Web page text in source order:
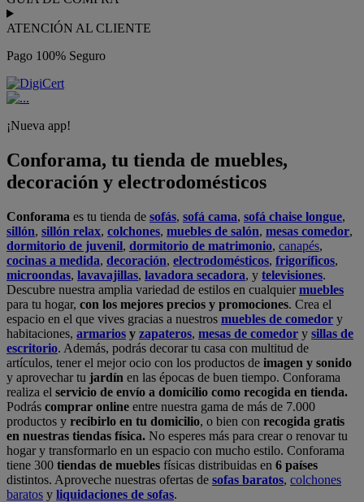
ATENCIÓN AL CLIENTE
Pago 100% Seguro
¡Nueva app!
Conforama, tu tienda de muebles,
decoración y electrodomésticos
Conforama es tu tienda de sofás, sofá cama, sofá chaise longue,
sillón, sillón relax, colchones, muebles de salón, mesas comedor,
dormitorio de juvenil, dormitorio de matrimonio, canapés,
cocinas a medida, decoración, electrodomésticos, frigoríficos,
microondas, lavavajillas, lavadora secadora, y televisiones.
Descubre nuestra amplia variedad de estilos en cualquiermuebles
para tu hogar, con los mejores precios y promociones. Crea el
espacio en el que vives gracias a nuestros muebles de comedor y
habitaciones, armarios y zapateros, mesas de comedor y sillas de
escritorio. Además, podrás decorar tu casa con multitud de
artículos, tener el mejor ocio con los productos de imagen y sonido
y aprovechar tu jardín en las épocas de buen tiempo. Conforama
realiza el servicio de envío a domicilio como recogida en tienda.
Podrás comprar online entre nuestra gama de más de 7.000
productos y recibirlo en tu domicilio, o bien con recogida gratis
en nuestras tiendas física. No esperes más para crear o renovar tu
hogar y transformarlo en un espacio con mucho estilo. Conforama
tiene 300 tiendas de muebles físicas distribuidas en 6 países
distintos. Aproveche nuestras ofertas de sofas baratos, colchones
baratos y liquidaciones de sofas.